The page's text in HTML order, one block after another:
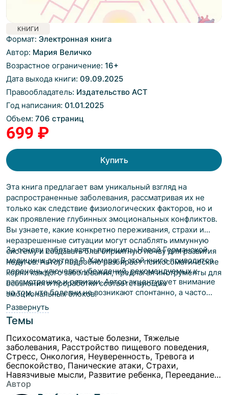
КНИГИ
Формат: Электронная книга
Автор: Мария Величко
Возрастное ограничение: 16+
Дата выхода книги: 09.09.2025
Правообладатель: Издательство АСТ
Год написания: 01.01.2025
Объем: 706 страниц
699 ₽
Купить
Эта книга предлагает вам уникальный взгляд на
распространенные заболевания, рассматривая их не
только как следствие физиологических факторов, но и
как проявление глубинных эмоциональных конфликтов.
Вы узнаете, какие конкретно переживания, страхи и
неразрешенные ситуации могут ослаблять иммунную
систему и создавать благоприятную почву для развития
недугов. Автор подробно разбирает психосоматические
корни каждого заболевания, предлагая инструменты для
осознания и проработки соответствующих
эмоциональных блоков.
За основу работы взяты принципы Новой Германской
медицины доктора Р. Хамера. В этой книге приводится
перечень ключевых убеждений, рекомендуемых к
рассмотрению и ревизии. Автор акцентирует внимание
на том, что болезни не возникают спонтанно, а часто
являются результатом острых стрессовых ситуаций и
подавленных эмоций. Прочитав эту книгу, вы сможете
не только облегчить симптомы существующих
заболеваний, но и предотвратить их появление в
будущем, научившись управлять своими эмоциями и
реагировать на жизненные вызовы наиболее
гармоничным способом.
Развернуть
Темы
Психосоматика, частые болезни, Тяжелые
заболевания, Расстройство пищевого поведения,
Стресс, Онкология, Неуверенность, Тревога и
беспокойство, Панические атаки, Страхи,
Навязчивые мысли, Развитие ребенка, Переедание,
Странные, повторяющиеся действия, Проблемы с
алкоголем, Наркотическая зависимость,
Автор